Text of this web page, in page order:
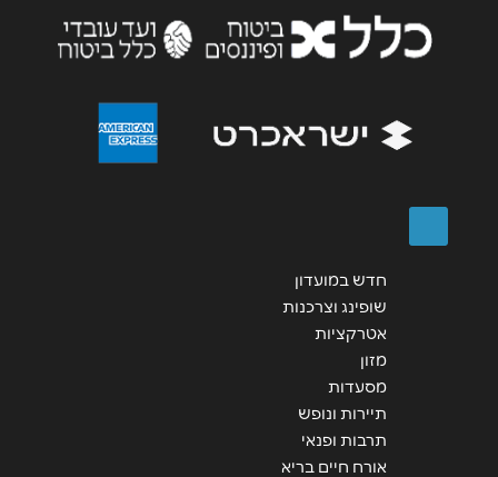
שליחה
חדש במועדון
שופינג וצרכנות
אטרקציות
מזון
מסעדות
תיירות ונופש
תרבות ופנאי
אורח חיים בריא